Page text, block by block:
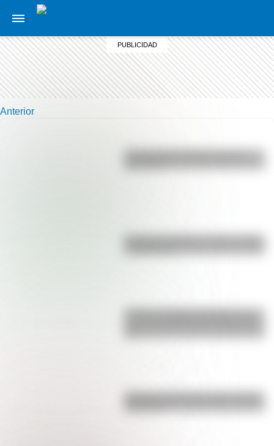
Anterior
Bandera de Bolivia: historia, origen
Castillo de Rafael Obligado, una
Bandera de Ecuador para colorear